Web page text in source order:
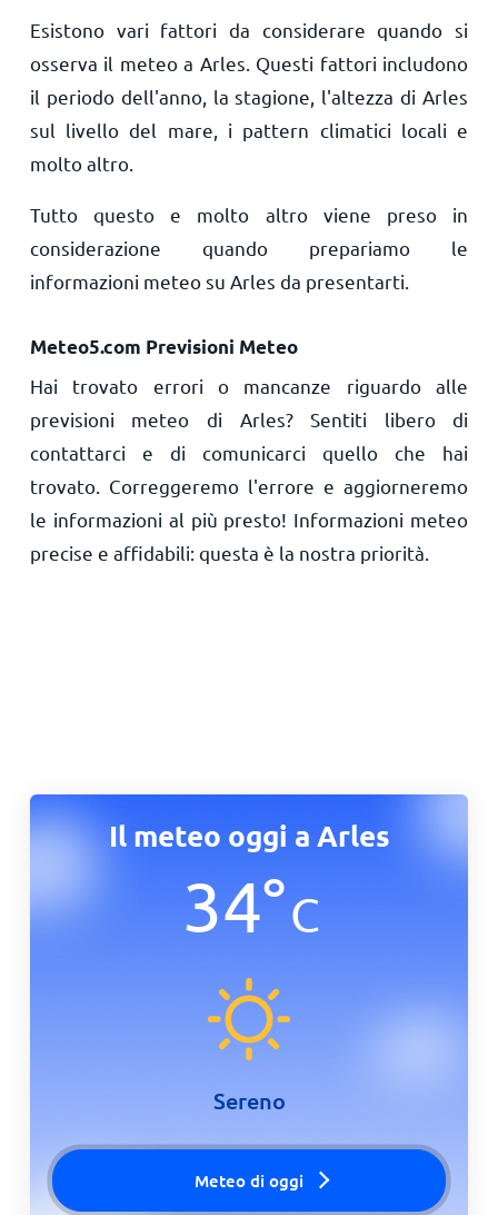
Esistono vari fattori da considerare quando si
osserva il meteo a Arles. Questi fattori includono
il periodo dell'anno, la stagione, l'altezza di Arles
sul livello del mare, i pattern climatici locali e
molto altro.
Tutto questo e molto altro viene preso in
considerazione quando prepariamo le
informazioni meteo su Arles da presentarti.
Meteo5.com Previsioni Meteo
Hai trovato errori o mancanze riguardo alle
previsioni meteo di Arles? Sentiti libero di
contattarci e di comunicarci quello che hai
trovato. Correggeremo l'errore e aggiorneremo
le informazioni al più presto! Informazioni meteo
precise e affidabili: questa è la nostra priorità.
Il meteo oggi a Arles
34°C
Sereno
Meteo di oggi